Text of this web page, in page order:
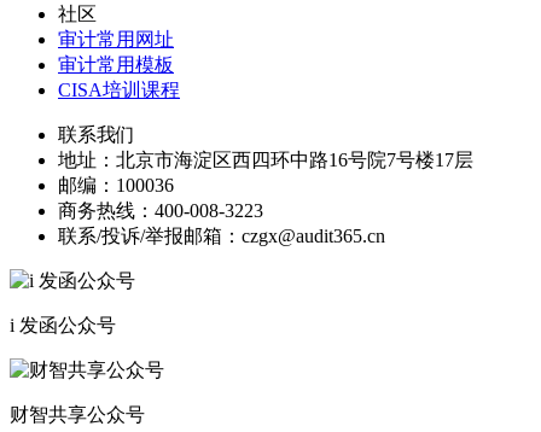
社区
审计常用网址
审计常用模板
CISA培训课程
联系我们
地址： 北京市海淀区西四环中路16号院7号楼17层
邮编： 100036
商务热线： 400-008-3223
联系/投诉/举报邮箱： czgx@audit365.cn
i 发函公众号
财智共享公众号